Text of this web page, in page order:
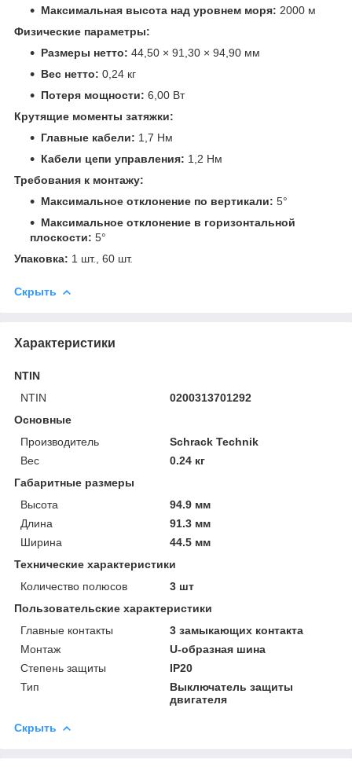
Максимальная высота над уровнем моря: 2000 м
Физические параметры:
Размеры нетто: 44,50 × 91,30 × 94,90 мм
Вес нетто: 0,24 кг
Потеря мощности: 6,00 Вт
Крутящие моменты затяжки:
Главные кабели: 1,7 Нм
Кабели цепи управления: 1,2 Нм
Требования к монтажу:
Максимальное отклонение по вертикали: 5°
Максимальное отклонение в горизонтальной
плоскости: 5°
Упаковка: 1 шт., 60 шт.
Скрыть
Характеристики
NTIN
NTIN
0200313701292
Основные
Производитель
Schrack Technik
Вес
0.24 кг
Габаритные размеры
Высота
94.9 мм
Длина
91.3 мм
Ширина
44.5 мм
Технические характеристики
Количество полюсов
3 шт
Пользовательские характеристики
Главные контакты
3 замыкающих контакта
Монтаж
U-образная шина
Степень защиты
IP20
Тип
Выключатель защиты
двигателя
Скрыть